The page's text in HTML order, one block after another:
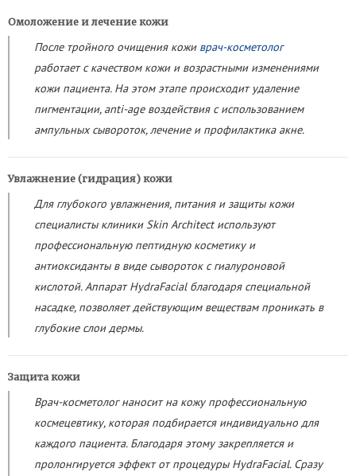
Омоложение и лечение кожи
После тройного очищения кожи врач-косметолог
работает с качеством кожи и возрастными изменениями
кожи пациента. На этом этапе происходит удаление
пигментации, anti-age воздействия с использованием
ампульных сывороток, лечение и профилактика акне.
Увлажнение (гидрация) кожи
Для глубокого увлажнения, питания и защиты кожи
специалисты клиники Skin Architect используют
профессиональную пептидную косметику и
антиоксиданты в виде сывороток с гиалуроновой
кислотой. Аппарат HydraFacial благодаря специальной
насадке, позволяет действующим веществам проникать в
глубокие слои дермы.
Защита кожи
Врач-косметолог наносит на кожу профессиональную
космецевтику, которая подбирается индивидуально для
каждого пациента. Благодаря этому закрепляется и
пролонгируется эффект от процедуры HydraFacial. Сразу